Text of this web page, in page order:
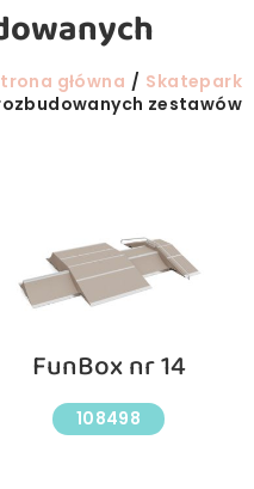
główna
Skatepark
zestawów
FunBox nr 14
108498